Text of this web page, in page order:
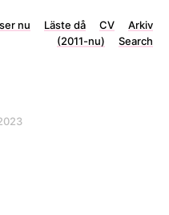
nu Läste då CV
Arkiv
(2011-nu)
Search